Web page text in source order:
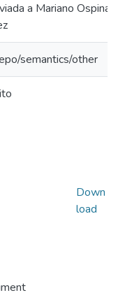
a Mariano Ospina
semantics/other
Down
load